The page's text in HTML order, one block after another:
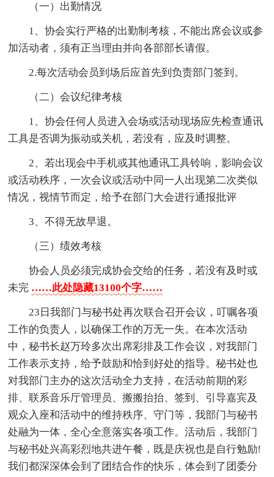
（一）出勤情况
1、协会实行严格的出勤制考核，不能出席会议或参
加活动者，须有正当理由并向各部部长请假。
2.每次活动会员到场后应首先到负责部门签到。
（二）会议纪律考核
1、协会任何人员进入会场或活动现场应先检查通讯
工具是否调为振动或关机，若没有，应及时调整。
2、若出现会中手机或其他通讯工具铃响，影响会议
或活动秩序，一次会议或活动中同一人出现第二次类似
情况，视情节而定，给予在部门大会进行通报批评
3、不得无故早退。
（三）绩效考核
协会人员必须完成协会交给的任务，若没有及时或
未完 ……此处隐藏13100个字……
23日我部门与秘书处再次联合召开会议，叮嘱各项
工作的负责人，以确保工作的万无一失。在本次活动
中，秘书长赵万玲多次出席彩排及工作会议，对我部门
工作表示支持，给予鼓励和恰到好处的指导。秘书处也
对我部门主办的这次活动全力支持，在活动前期的彩
排、联系音乐厅管理员、搬搬抬抬、签到、引导嘉宾及
观众入座和活动中的维持秩序、守门等，我部门与秘书
处融为一体，全心全意落实各项工作。活动后，我部门
与秘书处兴高彩烈地共进午餐，既是庆祝也是自行勉励!
我们都深深体会到了团结合作的快乐，体会到了团委分